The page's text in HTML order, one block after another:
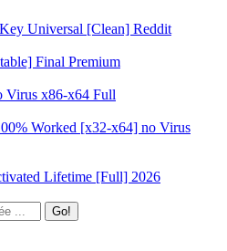
Universal [Clean] Reddit
Final Premium
Virus x86-x64 Full
Worked [x32-x64] no Virus
Lifetime [Full] 2026